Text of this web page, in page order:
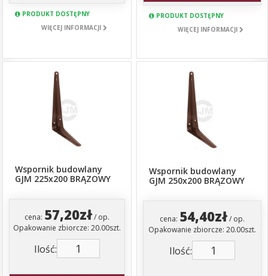
PRODUKT DOSTĘPNY
WIĘCEJ INFORMACJI
PRODUKT DOSTĘPNY
WIĘCEJ INFORMACJI
Wspornik budowlany
GJM 225x200 BRĄZOWY
cena: 57,20zł/ op.
Opakowanie zbiorcze: 20.00szt.
Ilość:
Wspornik budowlany
GJM 250x200 BRĄZOWY
cena: 54,40zł/ op.
Opakowanie zbiorcze: 20.00szt.
Ilość: